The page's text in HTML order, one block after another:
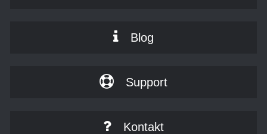
Blog
Support
Kontakt